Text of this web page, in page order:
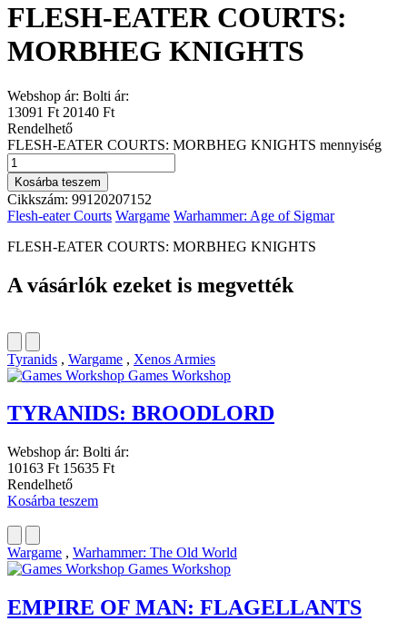
FLESH-EATER COURTS:
MORBHEG KNIGHTS
Webshop ár: Bolti ár:
13091 Ft 20140 Ft
Rendelhető
FLESH-EATER COURTS: MORBHEG KNIGHTS mennyiség
Kosárba teszem
Cikkszám: 99120207152
Flesh-eater Courts Wargame Warhammer: Age of Sigmar
FLESH-EATER COURTS: MORBHEG KNIGHTS
A vásárlók ezeket is megvették
Tyranids , Wargame , Xenos Armies
Games Workshop
TYRANIDS: BROODLORD
Webshop ár: Bolti ár:
10163 Ft 15635 Ft
Rendelhető
Kosárba teszem
Wargame , Warhammer: The Old World
Games Workshop
EMPIRE OF MAN: FLAGELLANTS